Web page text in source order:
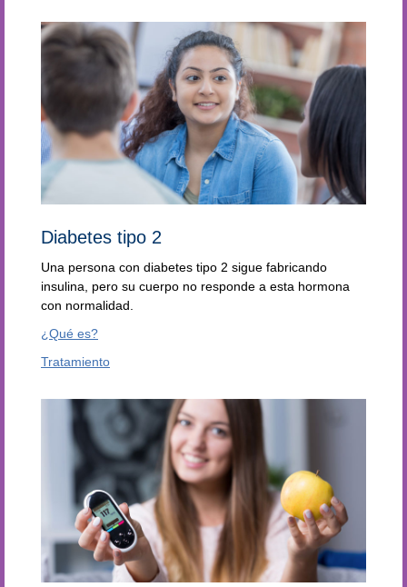
Diabetes tipo 2
Una persona con diabetes tipo 2 sigue fabricando
insulina, pero su cuerpo no responde a esta hormona
con normalidad.
¿Qué es?
Tratamiento